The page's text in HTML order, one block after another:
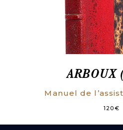
ARBOUX
Manuel de
120€